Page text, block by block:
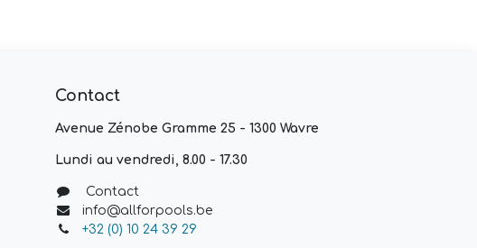
Contact
Avenue Zénobe Gramme 25 - 1300 Wavre
Lundi au vendredi, 8.00 - 17.30
Contact
info@allforpools.be
+32 (0) 10 24 39 29